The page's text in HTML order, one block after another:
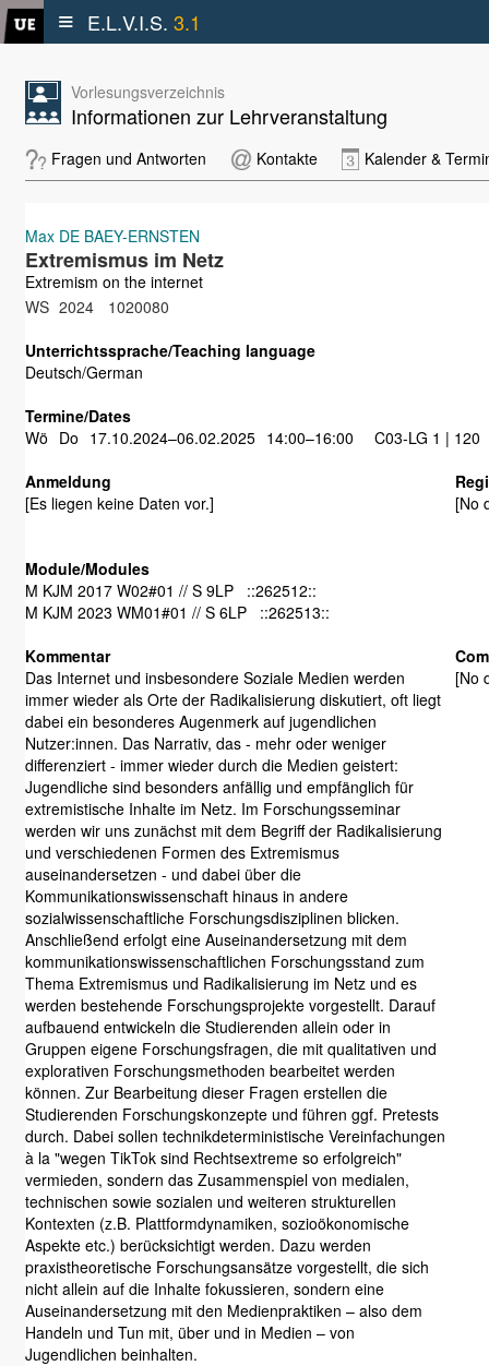
≡ E.L.V.I.S. 3.1
Vorlesungsverzeichnis
Informationen zur Lehrveranstaltung
Fragen und Antworten Kontakte Kalender &
Max DE BAEY-ERNSTEN
Extremismus im Netz
Extremism on the internet
WS 2024
1020080
Unterrichtssprache/Teaching language
Deutsch/German
Termine/Dates
Wö Do 17.10.2024–06.02.2025 14:00–16:00
C03-LG 1 | 120
Anmeldung
[Es liegen keine Daten vor.]
[No
Module/Modules
M KJM 2017 W02#01 // S 9LP ::262512::
M KJM 2023 WM01#01 // S 6LP ::262513::
Kommentar
Das Internet und insbesondere Soziale Medien werden
immer wieder als Orte der Radikalisierung diskutiert, oft liegt
dabei ein besonderes Augenmerk auf jugendlichen
Nutzer:innen. Das Narrativ, das - mehr oder weniger
differenziert - immer wieder durch die Medien geistert:
Jugendliche sind besonders anfällig und empfänglich für
extremistische Inhalte im Netz. Im Forschungsseminar
werden wir uns zunächst mit dem Begriff der Radikalisierung
und verschiedenen Formen des Extremismus
auseinandersetzen - und dabei über die
Kommunikationswissenschaft hinaus in andere
sozialwissenschaftliche Forschungsdisziplinen blicken.
Anschließend erfolgt eine Auseinandersetzung mit dem
kommunikationswissenschaftlichen Forschungsstand zum
Thema Extremismus und Radikalisierung im Netz und es
werden bestehende Forschungsprojekte vorgestellt. Darauf
aufbauend entwickeln die Studierenden allein oder in
Gruppen eigene Forschungsfragen, die mit qualitativen und
explorativen Forschungsmethoden bearbeitet werden
können. Zur Bearbeitung dieser Fragen erstellen die
Studierenden Forschungskonzepte und führen ggf. Pretests
durch. Dabei sollen technikdeterministische Vereinfachungen
à la "wegen TikTok sind Rechtsextreme so erfolgreich"
vermieden, sondern das Zusammenspiel von medialen,
technischen sowie sozialen und weiteren strukturellen
Kontexten (z.B. Plattformdynamiken, sozioökonomische
Aspekte etc.) berücksichtigt werden. Dazu werden
praxistheoretische Forschungsansätze vorgestellt, die sich
nicht allein auf die Inhalte fokussieren, sondern eine
Auseinandersetzung mit den Medienpraktiken – also dem
Handeln und Tun mit, über und in Medien – von
Jugendlichen beinhalten.
[No